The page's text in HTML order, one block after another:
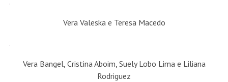
Vera Valeska e Teresa Macedo
Vera Bangel, Cristina Aboim, Suely Lobo Lima e Liliana
Rodriguez